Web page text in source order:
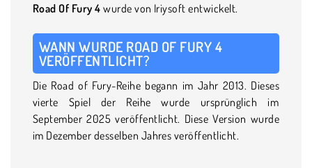
Road Of Fury 4 wurde von Iriysoft entwickelt.
WANN WURDE ROAD OF FURY 4
VERÖFFENTLICHT?
Die Road of Fury-Reihe begann im Jahr 2013. Dieses
vierte Spiel der Reihe wurde ursprünglich im
September 2025 veröffentlicht. Diese Version wurde
im Dezember desselben Jahres veröffentlicht.